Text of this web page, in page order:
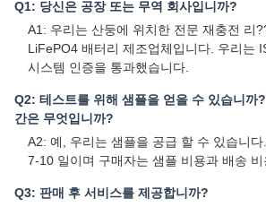
Q1: 당신은 공장 또는 무역 회사입니까?
A1: 우리는 산둥에 위치한 전문 재충전 리
LiFePO4 배터리 제조업체입니다. 우리는
시스템 인증을 통과했습니다.
Q2: 테스트를 위해 샘플을 얻을 수 있습니까
간은 무엇입니까?
A2: 예, 우리는 샘플을 공급 할 수 있습니
7-10 일이며 구매자는 샘플 비용과 배송 비
Q3: 판매 후 서비스를 제공합니까?